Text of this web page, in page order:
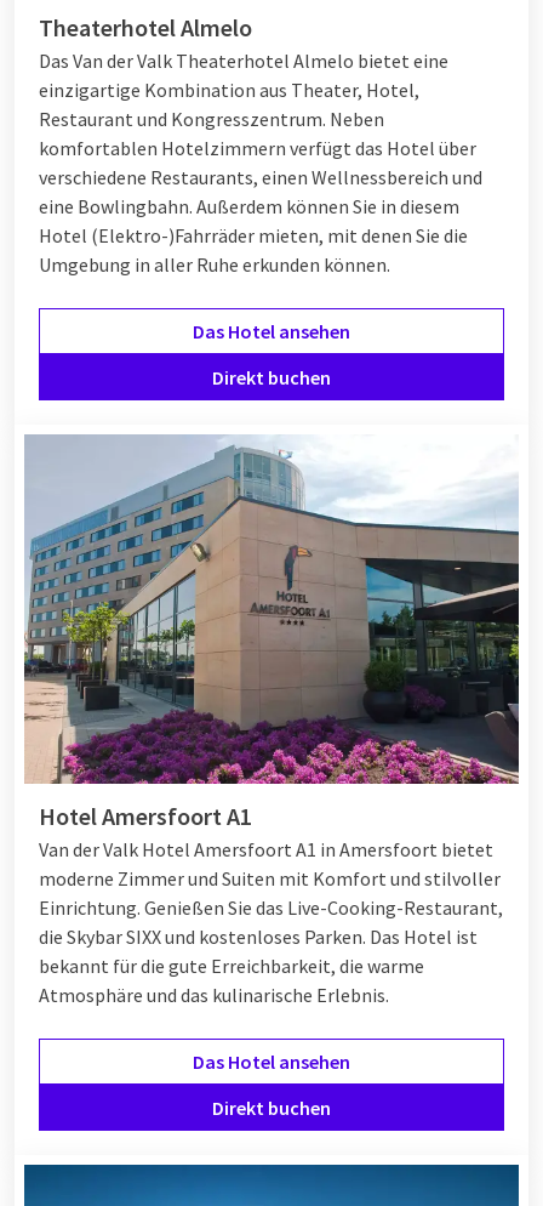
Mittagessen oder Aperitif im Hotelrestaurant. Am Abend
können Sie bei einem köstlichenAbendessengenießen! Sie
haben die Wahl zwischen Live Cooking oder à la carte. So
müssen Sie für ein köstliches Gericht das Hotel gar nicht erst
verlassen! Erfahren Sie mehr überKulinarische Verwöhnung
Wellness & mehr
Wellnessbereich? Dann ist das natürlich möglich. Als Gast
nutzen Sie nämlich kostenlos die Fitness- und
der Valk im Pool schwimmen oder in der Sauna entspannen.
Darüber hinaus bieten verschiedene Van der Valk Hotels
zusätzliche Möglichkeiten neben dem Wellnessbereich an.
Entscheiden Sie sich zum Beispiel für eine intensive Massage
oder eine perfekte Gesichtsbehandlung während eines
kleinen Moments für sich selbst!
Wellness-Wochenende
Wochenendangebote: 3=2
Kennen Sie schon das 3=2 Konzept? Dies ist das ultimative
'Wochenendangebot'. Sie übernachten 3 Nächte in einem Van
der Valk Hotel, aber Sie zahlen nur für 2! So profitieren Sie von
einem attraktiven Rabatt, wodurch Sie noch mehr Spaß in und
um das Hotel haben können. Die meisten Hotels bieten diese
Aktion das ganze Jahr über an, sodass der
3=2 Deal
in jeder
Saison buchbar ist.
Wochenendtrip in einem Hotel in der
Nähe von Attraktionen
Die Van der Valk Hotels sind perfekt gelegen. Viele Hotels
Theaterhotel Almelo
Das Van der Valk Theaterhotel Almelo bietet eine
einzigartige Kombination aus Theater, Hotel,
Restaurant und Kongresszentrum. Neben
komfortablen Hotelzimmern verfügt das Hotel über
verschiedene Restaurants, einen Wellnessbereich und
eine Bowlingbahn. Außerdem können Sie in diesem
Hotel (Elektro-)Fahrräder mieten, mit denen Sie die
Umgebung in aller Ruhe erkunden können.
Das Hotel ansehen
Direkt buchen
Hotel Amersfoort A1
Van der Valk Hotel Amersfoort A1 in Amersfoort bietet
moderne Zimmer und Suiten mit Komfort und stilvoller
Einrichtung. Genießen Sie das Live-Cooking-Restaurant,
die Skybar SIXX und kostenloses Parken. Das Hotel ist
bekannt für die gute Erreichbarkeit, die warme
Atmosphäre und das kulinarische Erlebnis.
Das Hotel ansehen
Direkt buchen